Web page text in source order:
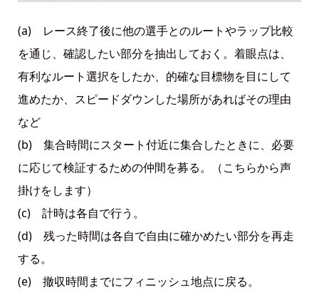
(a) レース終了後に他の選手とのルートやラップ比較
を通じ、確認したい部分を抽出しておく。着眼点は、
有利なルート選択をしたか、的確な目標物を目にして
進めたか、スピードダウンした場所があればその理由
など
(b) 集合時間にスタート付近に集合したときに、必要
に応じて検証するための仲間を募る。（こちらから声
掛けをします）
(c) 計時は各自で行う。
(d) 残った時間は各自で自由に確かめたい部分を再走
する。
(e) 撤収時間までにフィニッシュ地点に戻る。